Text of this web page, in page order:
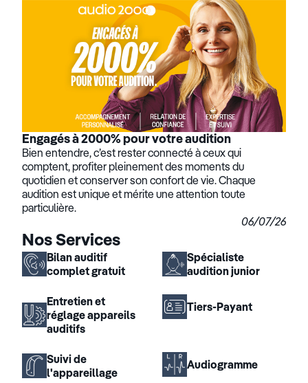
Engagés à 2000% pour votre audition
Bien entendre, c’est rester connecté à ceux qui
comptent, profiter pleinement des moments du
quotidien et conserver son confort de vie. Chaque
audition est unique et mérite une attention toute
particulière.
06/07/26
Nos Services
Bilan auditif
complet gratuit
Spécialiste
audition junior
Entretien et
réglage appareils
auditifs
Tiers-Payant
Suivi de
l'appareillage
Audiogramme